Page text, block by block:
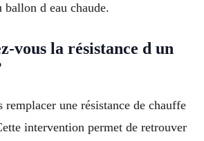
d eau chaude.
vous la résistance d un
remplacer une résistance de chauffe
intervention permet de retrouver